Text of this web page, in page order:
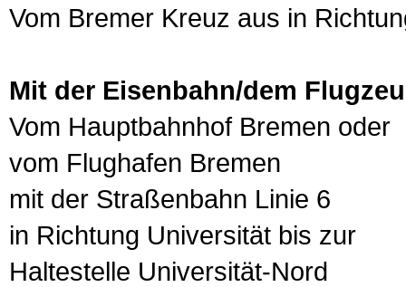
Vom Bremer Kreuz aus in
Mit der Eisenbahn/dem
Vom Hauptbahnhof Bremen oder
vom Flughafen Bremen
mit der Straßenbahn Linie 6
in Richtung Universität bis zur
Haltestelle Universität-Nord